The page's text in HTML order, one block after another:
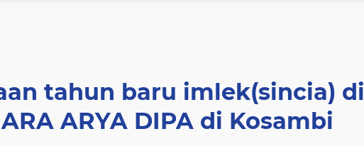
tahun baru imlek(sincia) di
ARYA DIPA di Kosambi